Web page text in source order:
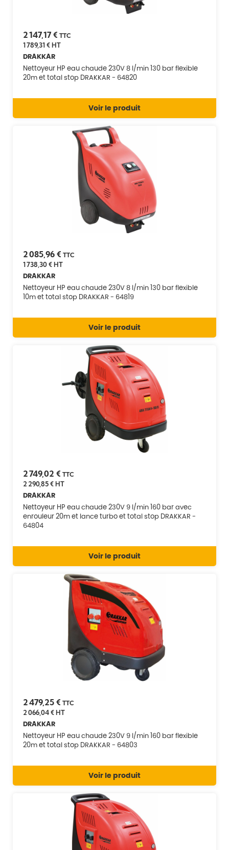
2 147,17 € TTC
1 789,31 €HT
DRAKKAR
Nettoyeur HP eau chaude 230V 8 l/min 130 bar flexible
20m et total stop DRAKKAR - 64820
Voir le produit
2 085,96 € TTC
1 738,30 €HT
DRAKKAR
Nettoyeur HP eau chaude 230V 8 l/min 130 bar flexible
10m et total stop DRAKKAR - 64819
Voir le produit
2 749,02 € TTC
2 290,85 €HT
DRAKKAR
Nettoyeur HP eau chaude 230V 9 l/min 160 bar avec
enrouleur 20m et lance turbo et total stop DRAKKAR -
64804
Voir le produit
2 479,25 € TTC
2 066,04 €HT
DRAKKAR
Nettoyeur HP eau chaude 230V 9 l/min 160 bar flexible
20m et total stop DRAKKAR - 64803
Voir le produit